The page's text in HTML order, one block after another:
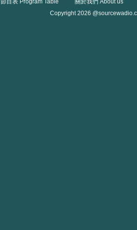
節目表 Program Table
關於我們 About us
Copyright 2026